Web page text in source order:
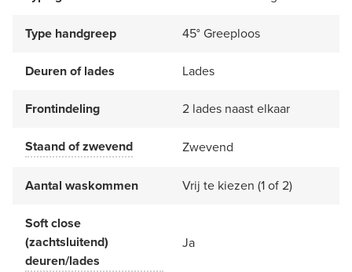
Type handgreep 45° Greeploos
Deuren of lades Lades
Frontindeling 2 lades naast elkaar
Staand of zwevend Zwevend
Aantal waskommen Vrij te kiezen (1 of 2)
Soft close
(zachtsluitend)
deuren/lades
Ja